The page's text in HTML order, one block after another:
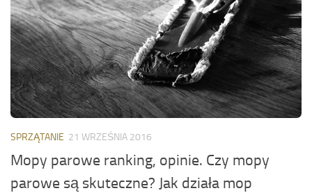
SPRZĄTANIE 21 WRZEŚNIA 2016
Mopy parowe ranking, opinie. Czy mopy
parowe są skuteczne? Jak działa mop